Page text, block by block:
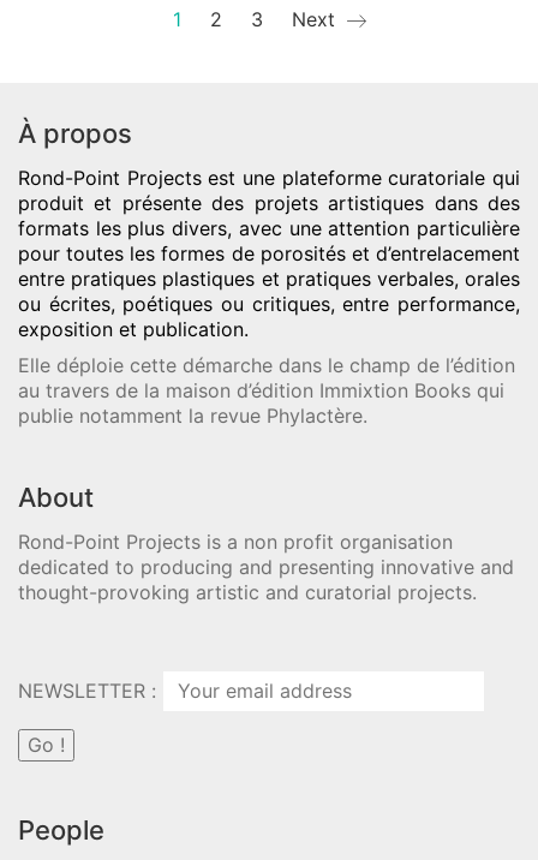
1 2 3 Next
À propos
Rond-Point Projectsest une plateforme curatoriale qui
produit et présente des projets artistiques dans des
formats les plus divers, avec une attention particulière
pour toutes les formes de porosités et d’entrelacement
entre pratiques plastiques et pratiques verbales, orales
ou écrites, poétiques ou critiques, entre performance,
exposition et publication.
Elle déploie cette démarche dans le champ de l’édition
au travers de la maison d’édition Immixtion Books qui
publie notamment la revue Phylactère.
About
Rond-Point Projects is a non profit organisation
dedicated to producing and presenting innovative and
thought-provoking artistic and curatorial projects.
NEWSLETTER :
People